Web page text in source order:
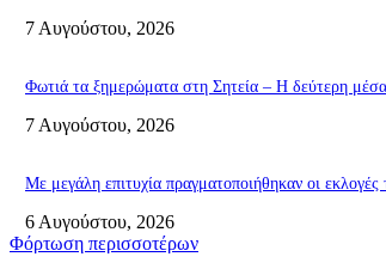
7 Αυγούστου, 2026
Φωτιά τα ξημερώματα στη Σητεία – Η δεύτερη
7 Αυγούστου, 2026
Με μεγάλη επιτυχία πραγματοποιήθηκαν οι
6 Αυγούστου, 2026
Φόρτωση περισσοτέρων